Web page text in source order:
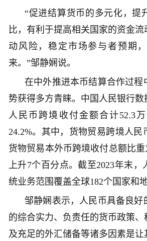
“促进结算货币的多元化，提
比，有利于提高相关国家的资金
动风险，稳定市场参与者预期
来。”邹静娴说。
在中外推进本币结算合作过程
势获得多方青睐。中国人民银行数
人民币跨境收付金额合计52.3
24.2%。其中，货物贸易跨境人民
货物贸易本外币跨境收付总额比重
上升7个百分点。截至2023年末，
统业务范围覆盖全球182个国家和地
邹静娴表示，人民币具备良好
的综合实力、负责任的货币政策
及充足的外汇储备等诸多因素是